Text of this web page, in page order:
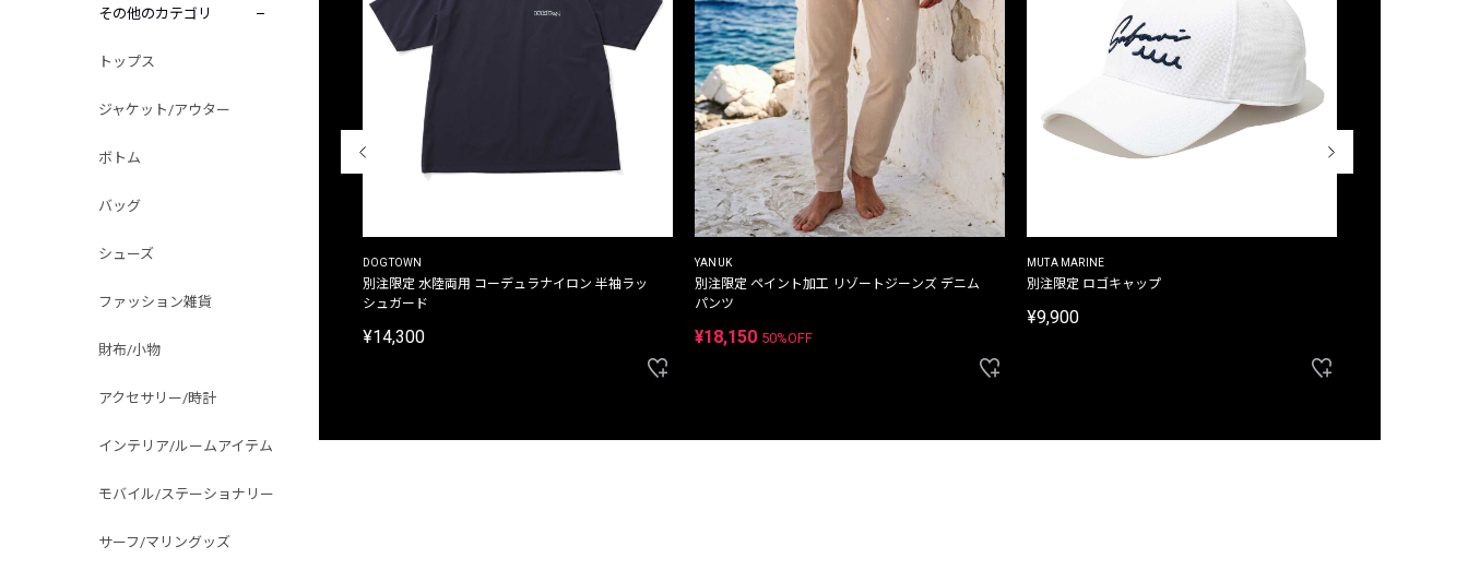
その他のカテゴリ
トップス
ジャケット/アウター
ボトム
バッグ
シューズ
ファッション雑貨
財布/小物
アクセサリー/時計
インテリア/ルームアイテム
モバイル/ステーショナリー
サーフ/マリングッズ
THE DUFFER OF ST.GEORGE
プリントTシャツ
DOGTOWN
別注限定 水陸両用 コーデュラナイロン 半袖ラッ
シュガード
¥14,300
YANUK
別注限定 ペイント加工 リゾートジーンズ デニム
パンツ
¥18,150 50%OFF
MUTA MARINE
別注限定 ロゴキャップ
¥9,900